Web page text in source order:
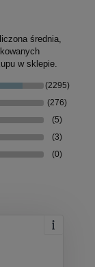
średnia,
w sklepie.
(2295)
(276)
(5)
(3)
(0)